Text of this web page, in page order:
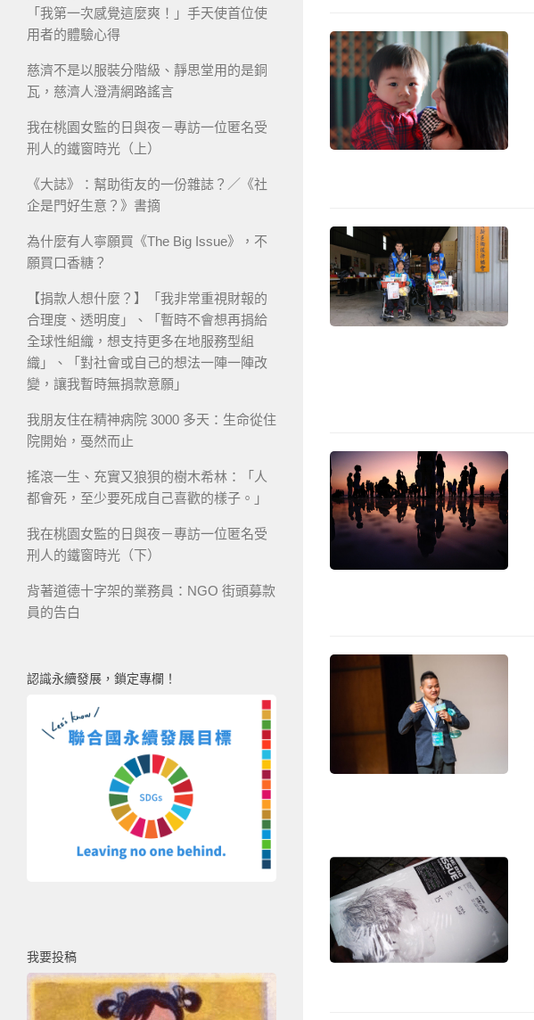
「我第一次感覺這麼爽！」手天使首位使
用者的體驗心得
慈濟不是以服裝分階級、靜思堂用的是銅
瓦，慈濟人澄清網路謠言
我在桃園女監的日與夜－專訪一位匿名受
刑人的鐵窗時光（上）
《大誌》：幫助街友的一份雜誌？／《社
企是門好生意？》書摘
為什麼有人寧願買《The Big Issue》，不
願買口香糖？
【捐款人想什麼？】「我非常重視財報的
合理度、透明度」、「暫時不會想再捐給
全球性組織，想支持更多在地服務型組
織」、「對社會或自己的想法一陣一陣改
變，讓我暫時無捐款意願」
我朋友住在精神病院 3000 多天：生命從住
院開始，戞然而止
搖滾一生、充實又狼狽的樹木希林：「人
都會死，至少要死成自己喜歡的樣子。」
我在桃園女監的日與夜－專訪一位匿名受
刑人的鐵窗時光（下）
背著道德十字架的業務員：NGO 街頭募款
員的告白
認識永續發展，鎖定專欄！
我要投稿